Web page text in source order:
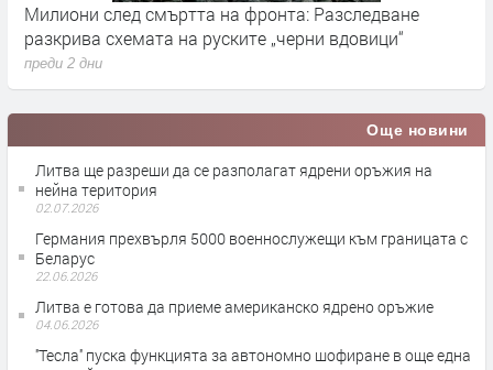
Милиони след смъртта на фронта: Разследване
разкрива схемата на руските „черни вдовици“
преди 2 дни
Още новини
Литва ще разреши да се разполагат ядрени оръжия на
нейна територия
02.07.2026
Германия прехвърля 5000 военнослужещи към границата с
Беларус
22.06.2026
Литва е готова да приеме американско ядрено оръжие
04.06.2026
''Тесла'' пуска функцията за автономно шофиране в още една